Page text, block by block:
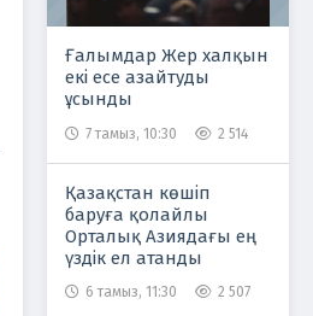
Ғалымдар Жер халқын
екі есе азайтуды
ұсынды
7 тамыз, 10:30 2 514
Қазақстан көшіп
баруға қолайлы
Орталық Азиядағы ең
үздік ел атанды
6 тамыз, 11:30 2 507